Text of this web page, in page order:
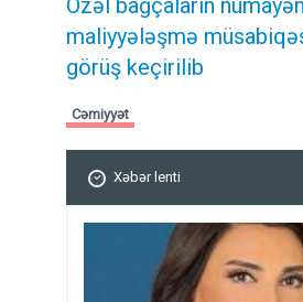
Özəl bağçaların
maliyyələşmə
görüş keçirilib
Cəmiyyət
Xəbər lenti